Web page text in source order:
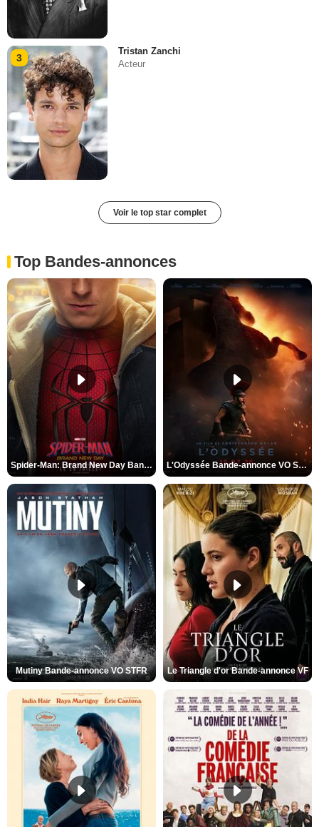
3
Tristan Zanchi
Acteur
Voir le top star complet
Top Bandes-annonces
Spider-Man: Brand New Day Bande-annonce VO STFR L'Odyssée Bande-annonce VO STFR
Mutiny Bande-annonce VO STFR Le Triangle d'or Bande-annonce VF